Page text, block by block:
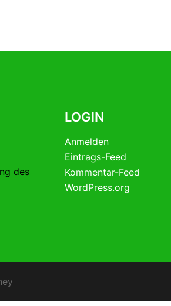
des
LOGIN
Anmelden
Eintrags-Feed
Kommentar-Feed
WordPress.org